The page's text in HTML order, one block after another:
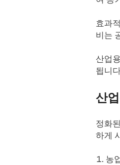
효과
비는
산업
됩니
산
정화
하게
농